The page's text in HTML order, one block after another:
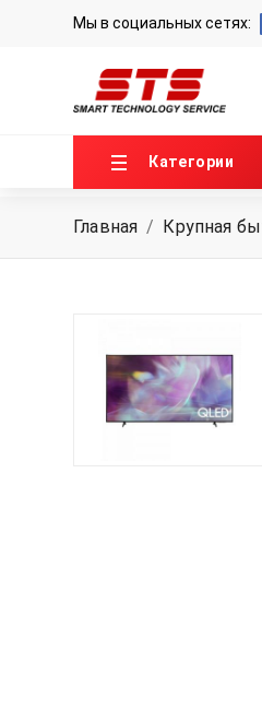
Мы в социальных сетях:
Категории
ГЛАВНАЯ
КОНТАКТЫ
Главная / Крупная